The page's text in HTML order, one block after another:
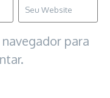
para